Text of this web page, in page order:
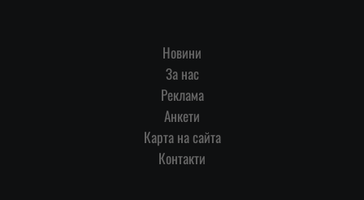
Новини
За нас
Реклама
Анкети
Карта на сайта
Контакти